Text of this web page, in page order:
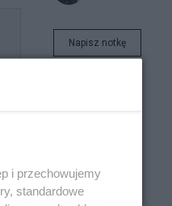
Napisz notkę
i przechowujemy
standardowe